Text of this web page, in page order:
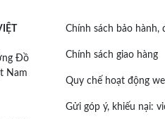
Đồ
Nam
Chính sách bảo hành,
Chính sách giao hàng
Quy chế hoạt động
Gửi góp ý, khiếu nại: